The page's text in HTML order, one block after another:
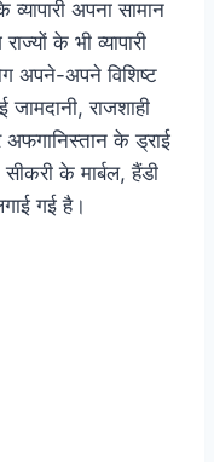
अपना सामान
के भी व्यापारी
अपने-अपने विशिष्ट
राजशाही
के ड्राई
के मार्बल, हैंडी
गई है।